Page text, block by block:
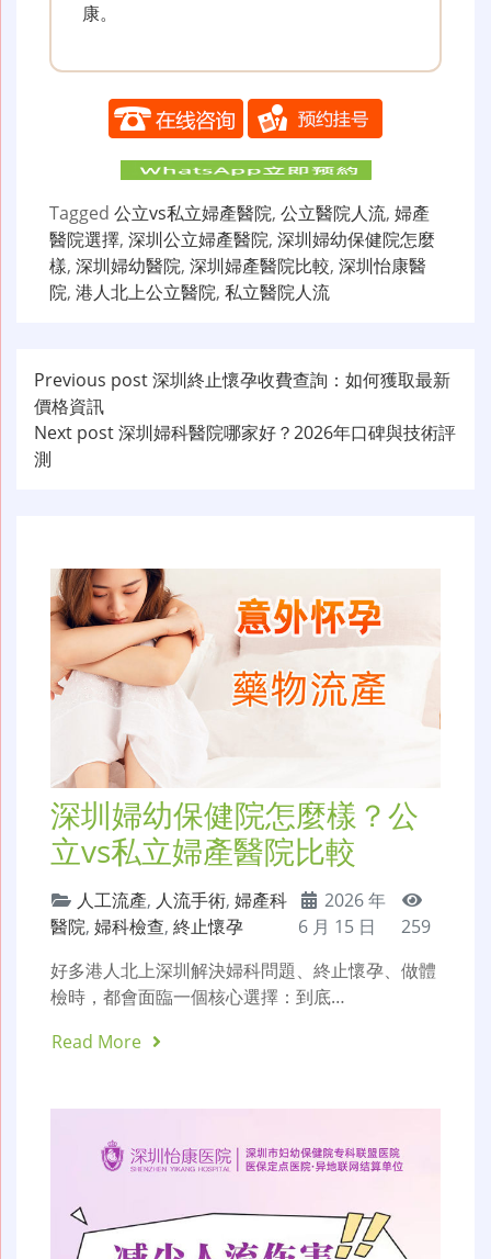
康。
Tagged 公立vs私立婦產醫院, 公立醫院人流, 婦產
醫院選擇, 深圳公立婦產醫院, 深圳婦幼保健院怎麼
樣, 深圳婦幼醫院, 深圳婦產醫院比較, 深圳怡康醫
院, 港人北上公立醫院, 私立醫院人流
文
章
导
Previous post深圳終止懷孕收費查詢：如何獲取最新
價格資訊
Next post深圳婦科醫院哪家好？2026年口碑與技術評
測
深圳婦幼保健院怎麼樣？公
立vs私立婦產醫院比較
人工流產, 人流手術, 婦產科
醫院, 婦科檢查, 終止懷孕
2026 年
6 月 15 日
259
好多港人北上深圳解決婦科問題、終止懷孕、做體
檢時，都會面臨一個核心選擇：到底…
Read More